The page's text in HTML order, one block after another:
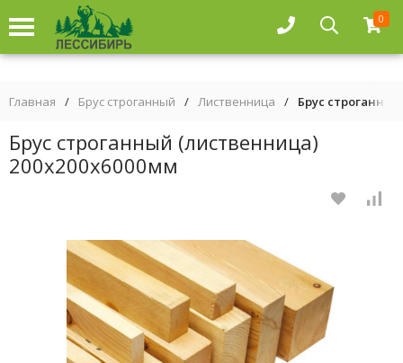
0
Главная / Брус строганный / Лиственница / Брус
Брус строганный (лиственница)
200х200х6000мм